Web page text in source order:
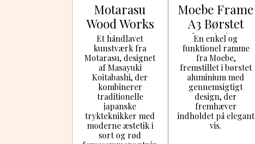
Motarasu
Wood Works
Imprint 3 Sort
og Rød
Et håndlavet
kunstværk fra
Motarasu, designet
af Masayuki
Koitabashi, der
kombinerer
traditionelle
japanske
trykteknikker med
moderne æstetik i
sort og rød
Moebe Frame
A3 Børstet
Aluminium
En enkel og
funktionel ramme
fra Moebe,
fremstillet i børstet
aluminium med
gennemsigtigt
design, der
fremhæver
indholdet på elegant
vis.